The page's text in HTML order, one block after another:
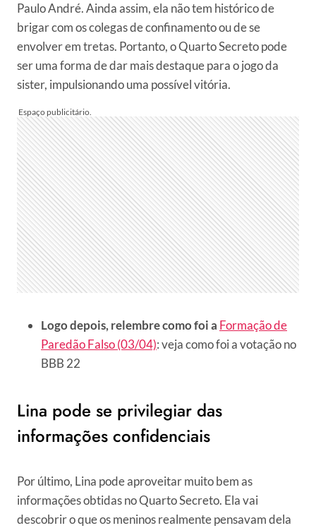
Paulo André. Ainda assim, ela não tem histórico de
brigar com os colegas de confinamento ou de se
envolver em tretas. Portanto, o Quarto Secreto pode
ser uma forma de dar mais destaque para o jogo da
sister, impulsionando uma possível vitória.
Logo depois, relembre como foi a Formação de
Paredão Falso (03/04): veja como foi a votação no
BBB 22
Lina pode se privilegiar das
informações confidenciais
Por último, Lina pode aproveitar muito bem as
informações obtidas no Quarto Secreto. Ela vai
descobrir o que os meninos realmente pensavam dela